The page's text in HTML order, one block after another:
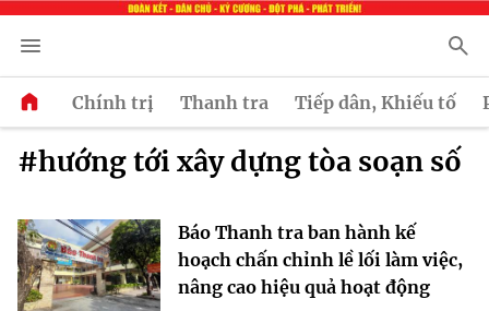
Chính trị Thanh tra Tiếp dân, Khiếu tố
#hướng tới xây dựng tòa soạn số
Báo Thanh tra ban hành kế
hoạch chấn chỉnh lề lối làm việc,
nâng cao hiệu quả hoạt động